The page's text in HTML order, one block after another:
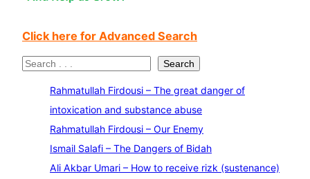
Click here for Advanced Search
S
Search
Rahmatullah Firdousi – The great danger of
intoxication and substance abuse
Rahmatullah Firdousi – Our Enemy
Ismail Salafi – The Dangers of Bidah
Ali Akbar Umari – How to receive rizk (sustenance)